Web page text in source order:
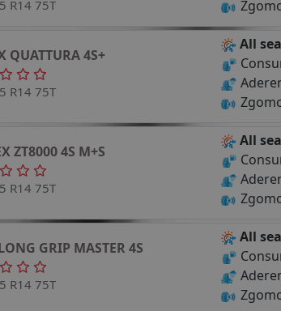
R14 75T
QUATTURA 4S+
R14 75T
All
ZT8000 4S M+S
R14 75T
All
GRIP MASTER 4S
R14 75T
All